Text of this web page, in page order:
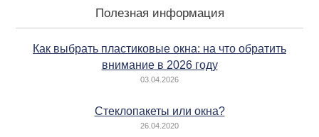
Полезная информация
Как выбрать пластиковые окна: на что обратить
внимание в 2026 году
03.04.2026
Стеклопакеты или окна?
26.04.2020